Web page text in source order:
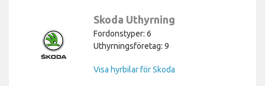
Skoda Uthyrning
Fordonstyper: 6
Uthyrningsföretag: 9
Visa hyrbilar för Skoda